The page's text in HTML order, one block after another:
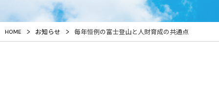
HOME > お知らせ > 毎年恒例の富士登山と人財育成の共通点